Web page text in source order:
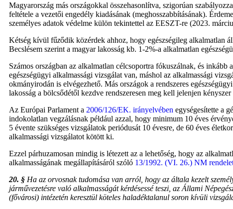
Magyarország más országokkal összehasonlítva, szigorúan
feltétele a vezetői engedély kiadásának (meghosszabbításának).
személyes adatok védelme külön tekintettel az EESZT-re (2023.
Kétség kívül fűződik közérdek ahhoz, hogy egészségileg alkalmatlan
Becslésem szerint a magyar lakosság kb. 1-2%-a alkalmatlan
Számos országban az alkalmatlan célcsoportra fókuszálnak, és
egészségügyi alkalmassági vizsgálat van, máshol az alkalmassági
okmányirodán is elvégezhető. Más országok a rendszeres
lakosság a bölcsődétől kezdve rendszeresen meg kell jelenjen
Az Európai Parlament a 2006/126/EK. irányelvében egységesítette a
indokolatlan vegzálásnak például azzal, hogy minimum 10 éves
5 évente szükséges vizsgálatok periódusát 10 évesre, de 60 éves
alkalmassági vizsgálatot kötött ki.
Ezzel párhuzamosan mindig is létezett az a lehetőség, hogy az
alkalmasságának megállapításáról szóló 13/1992. (VI. 26.) NM
20. § Ha az orvosnak tudomása van arról, hogy az általa kezelt
járművezetésre való alkalmasságát kérdésessé teszi, az Állami
(fővárosi) intézetén keresztül köteles haladéktalanul soron kívüli